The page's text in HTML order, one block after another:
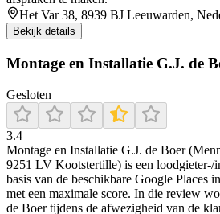
Het Var 38, 8939 BJ Leeuwarden,
Bekijk details
Montage en Installatie G.J. de
Gesloten
3.4
Montage en Installatie G.J. de Boer
9251 LV Kootstertille) is een loodgieter-/
basis van de beschikbare Google Places
met een maximale score. In die review
de Boer tijdens de afwezigheid van de